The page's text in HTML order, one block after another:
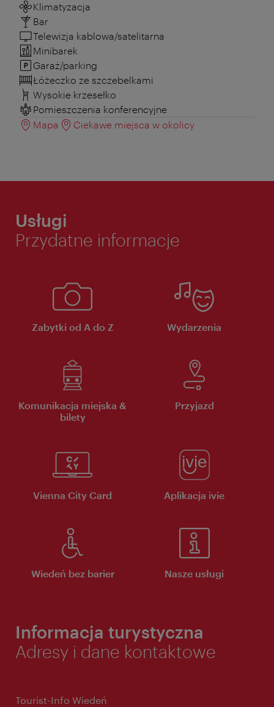
Klimatyzacja
Bar
Telewizja kablowa/satelitarna
Minibarek
Garaż/parking
Łóżeczko ze szczebelkami
Wysokie krzesełko
Pomieszczenia konferencyjne
Mapa
Ciekawe miejsca w okolicy
Usługi
Przydatne informacje
Zabytki od A do Z Wydarzenia
Komunikacja miejska &
bilety
Przyjazd
Vienna City Card Aplikacja ivie
Wiedeń bez barier Nasze usługi
Informacja turystyczna
Adresy i dane kontaktowe
Tourist-Info Wiedeń